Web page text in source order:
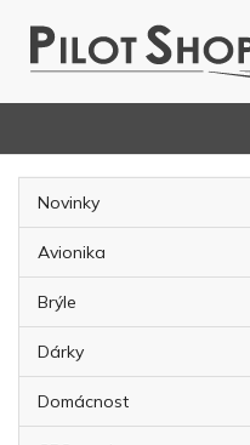
Novinky
Avionika
Brýle
Dárky
Domácnost